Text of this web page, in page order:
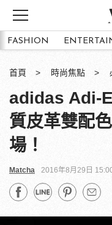
FASHION
首頁 時尚焦點
adidas Adi-
質皮革雙配
場！
Matcha 2016年8月29日